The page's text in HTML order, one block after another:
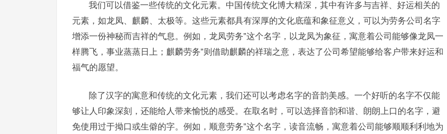
我们可以借鉴一些传统的文化元素。中国传统文化博大精深，其中有许多与吉祥、好运相关的
元素，如龙凤、麒麟、太极等。这些元素都具有深厚的文化底蕴和象征意义，可以为劳务公司名字
增添一份神秘而吉祥的气息。例如，龙凤劳务”这个名字，以龙凤为象征，寓意着公司能够像龙凤一
样腾飞，事业蒸蒸日上；麒麟劳务”则借助麒麟的祥瑞之意，表达了公司希望能够给客户带来好运和
福气的愿望。
除了汉字的寓意和传统的文化元素，我们还可以考虑名字的音韵美感。一个好听的名字不仅能
够让人印象深刻，还能给人带来愉悦的感受。在取名时，可以选择音韵和谐、朗朗上口的名字，避
免使用过于拗口或生僻的字。例如，顺意劳务”这个名字，读音流畅，寓意着公司能够顺顺利利地为